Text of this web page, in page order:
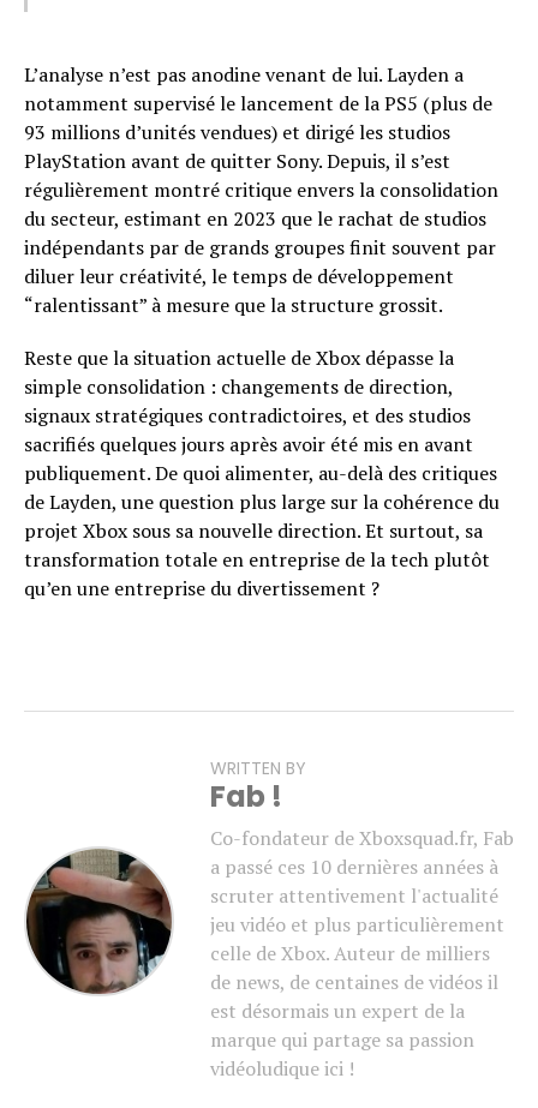
L’analyse n’est pas anodine venant de lui. Layden a
notamment supervisé le lancement de la PS5 (plus de
93 millions d’unités vendues) et dirigé les studios
PlayStation avant de quitter Sony. Depuis, il s’est
régulièrement montré critique envers la consolidation
du secteur, estimant en 2023 que le rachat de studios
indépendants par de grands groupes finit souvent par
diluer leur créativité, le temps de développement
“ralentissant” à mesure que la structure grossit.
Reste que la situation actuelle de Xbox dépasse la
simple consolidation : changements de direction,
signaux stratégiques contradictoires, et des studios
sacrifiés quelques jours après avoir été mis en avant
publiquement. De quoi alimenter, au-delà des critiques
de Layden, une question plus large sur la cohérence du
projet Xbox sous sa nouvelle direction. Et surtout, sa
transformation totale en entreprise de la tech plutôt
qu’en une entreprise du divertissement ?
WRITTEN BY
Fab !
Co-fondateur de Xboxsquad.fr, Fab
a passé ces 10 dernières années à
scruter attentivement l'actualité
jeu vidéo et plus particulièrement
celle de Xbox. Auteur de milliers
de news, de centaines de vidéos il
est désormais un expert de la
marque qui partage sa passion
vidéoludique ici !